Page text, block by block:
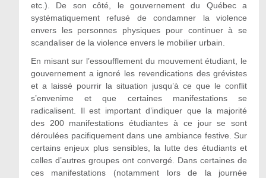
etc.). De son côté, le gouvernement du Québec a
systématiquement refusé de condamner la violence
envers les personnes physiques pour continuer à se
scandaliser de la violence envers le mobilier urbain.
En misant sur l’essoufflement du mouvement étudiant, le
gouvernement a ignoré les revendications des grévistes
et a laissé pourrir la situation jusqu’à ce que le conflit
s’envenime et que certaines manifestations se
radicalisent. Il est important d’indiquer que la majorité
des 200 manifestations étudiantes à ce jour se sont
déroulées pacifiquement dans une ambiance festive. Sur
certains enjeux plus sensibles, la lutte des étudiants et
celles d’autres groupes ont convergé. Dans certaines de
ces manifestations (notamment lors de la journée